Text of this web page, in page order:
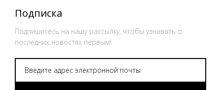
Подписка
Подпишитесь на нашу рассылку, чтобы узнавать о
последних новостях первым!